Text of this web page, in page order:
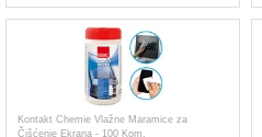
Kontakt Chemie Vlažne Maramice za
Čišćenje Ekrana - 100 Kom.